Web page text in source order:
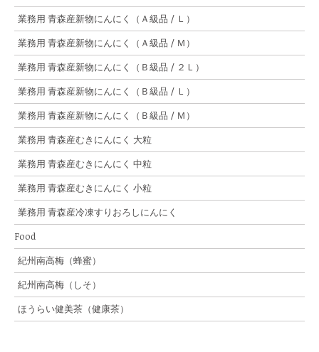
業務用 青森産新物にんにく（Ａ級品 / Ｌ）
業務用 青森産新物にんにく（Ａ級品 / Ｍ）
業務用 青森産新物にんにく（Ｂ級品 / ２Ｌ）
業務用 青森産新物にんにく（Ｂ級品 / Ｌ）
業務用 青森産新物にんにく（Ｂ級品 / Ｍ）
業務用 青森産むきにんにく 大粒
業務用 青森産むきにんにく 中粒
業務用 青森産むきにんにく 小粒
業務用 青森産冷凍すりおろしにんにく
Food
紀州南高梅（蜂蜜）
紀州南高梅（しそ）
ほうらい健美茶（健康茶）